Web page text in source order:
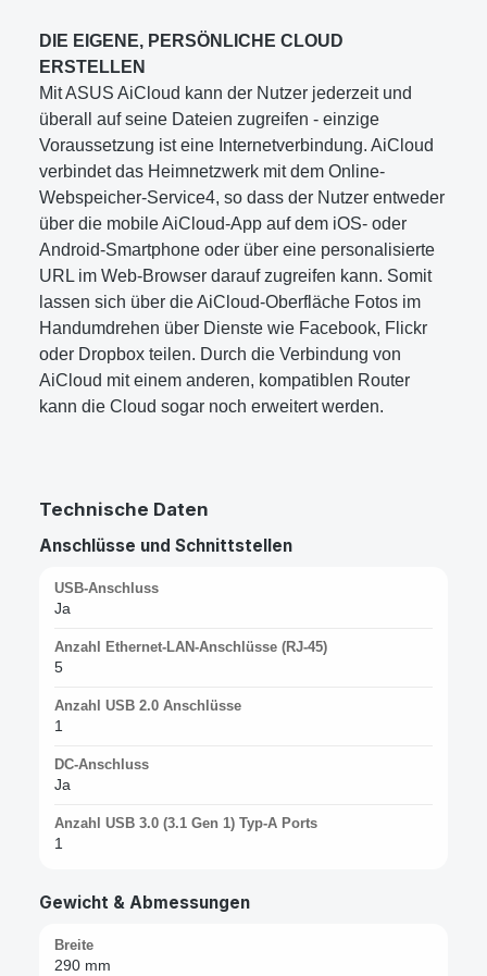
DIE EIGENE, PERSÖNLICHE CLOUD
ERSTELLEN
Mit ASUS AiCloud kann der Nutzer jederzeit und
überall auf seine Dateien zugreifen - einzige
Voraussetzung ist eine Internetverbindung. AiCloud
verbindet das Heimnetzwerk mit dem Online-
Webspeicher-Service4, so dass der Nutzer entweder
über die mobile AiCloud-App auf dem iOS- oder
Android-Smartphone oder über eine personalisierte
URL im Web-Browser darauf zugreifen kann. Somit
lassen sich über die AiCloud-Oberfläche Fotos im
Handumdrehen über Dienste wie Facebook, Flickr
oder Dropbox teilen. Durch die Verbindung von
AiCloud mit einem anderen, kompatiblen Router
kann die Cloud sogar noch erweitert werden.
Technische Daten
Anschlüsse und Schnittstellen
USB-Anschluss
Ja
Anzahl Ethernet-LAN-Anschlüsse (RJ-45)
5
Anzahl USB 2.0 Anschlüsse
1
DC-Anschluss
Ja
Anzahl USB 3.0 (3.1 Gen 1) Typ-A Ports
1
Gewicht & Abmessungen
Breite
290 mm